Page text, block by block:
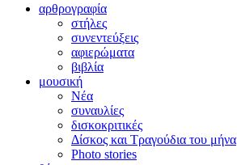
αρθρογραφία
στήλες
συνεντεύξεις
αφιερώματα
βιβλία
μουσική
Νέα
συναυλίες
δισκοκριτικές
Δίσκος και Τραγούδια του μήνα
Photo stories